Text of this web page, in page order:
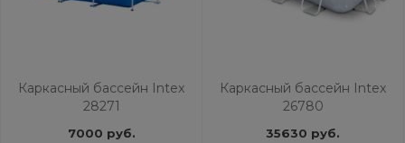
Каркасный бассейн Intex
28271
7000 руб.
Каркасный бассейн Intex
26780
35630 руб.